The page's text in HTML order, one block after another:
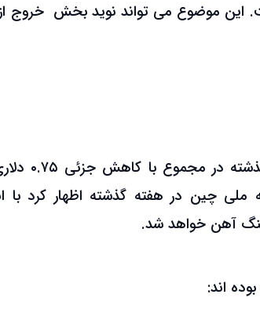
این موضوع می تواند نوید بخش خروج
قیمت سنگ آهن عیار ۶۲% وارداتی چین از
ملی چین در هفته گذشته اظهار کرد با
آهن خواهد شد.
اند: